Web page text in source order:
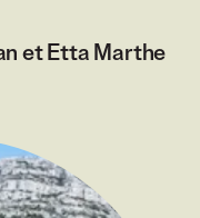
et Etta Marthe